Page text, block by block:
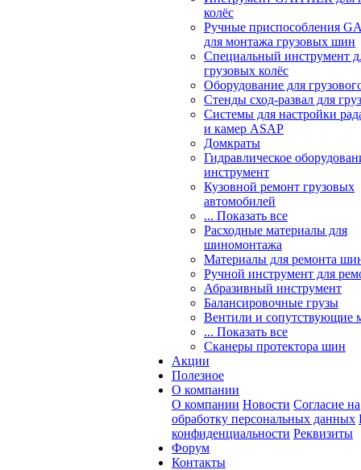
колёс
Ручные приспособления
для монтажа грузовых шин
Специальный инструмент
грузовых колёс
Оборудование для
Стенды сход-развал для
Системы для настройки
и камер ASAP
Домкраты
Гидравлическое
инструмент
Кузовной ремонт грузовых
автомобилей
... Показать все
Расходные материалы для
шиномонтажа
Материалы для ремонта
Ручной инструмент для
Абразивный инструмент
Балансировочные грузы
Вентили и сопутствующие
... Показать все
Сканеры протектора шин
Акции
Полезное
О компании
О компании Новости Согласие на
обработку персональных данных
конфиденциальности Реквизиты
Форум
Контакты